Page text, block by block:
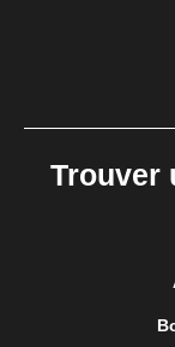
Trouver